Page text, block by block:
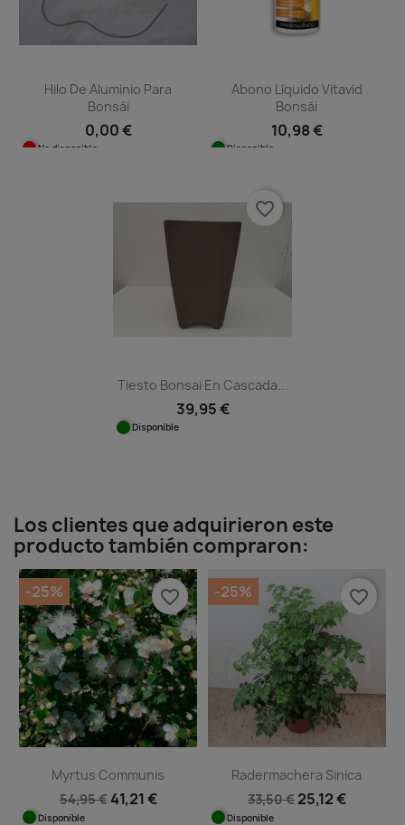
Hilo De Aluminio Para
Bonsái
0,00 €
No disponible
Abono Líquido Vitavid
Bonsái
10,98 €
Disponible
Tiesto Bonsai En Cascada...
39,95 €
Disponible
favorite_border
Los clientes que adquirieron este
producto también compraron:
Myrtus Communis
54,95 € 41,21 €
Disponible
-25% favorite_border
Radermachera Sinica
33,50 € 25,12 €
Disponible
-25% favorite_border